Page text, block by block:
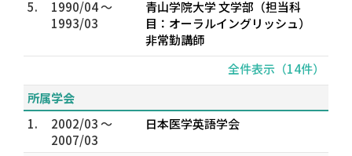
5.
1990/04 ～
1993/03
青山学院大学 文学部（担当科
目：オーラルイングリッシュ）
非常勤講師
全件表示（14件）
所属学会
1.
2002/03 ～
2007/03
日本医学英語学会